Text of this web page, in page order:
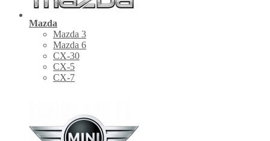
Mazda
Mazda 3
Mazda 6
CX-30
СХ-5
CX-7